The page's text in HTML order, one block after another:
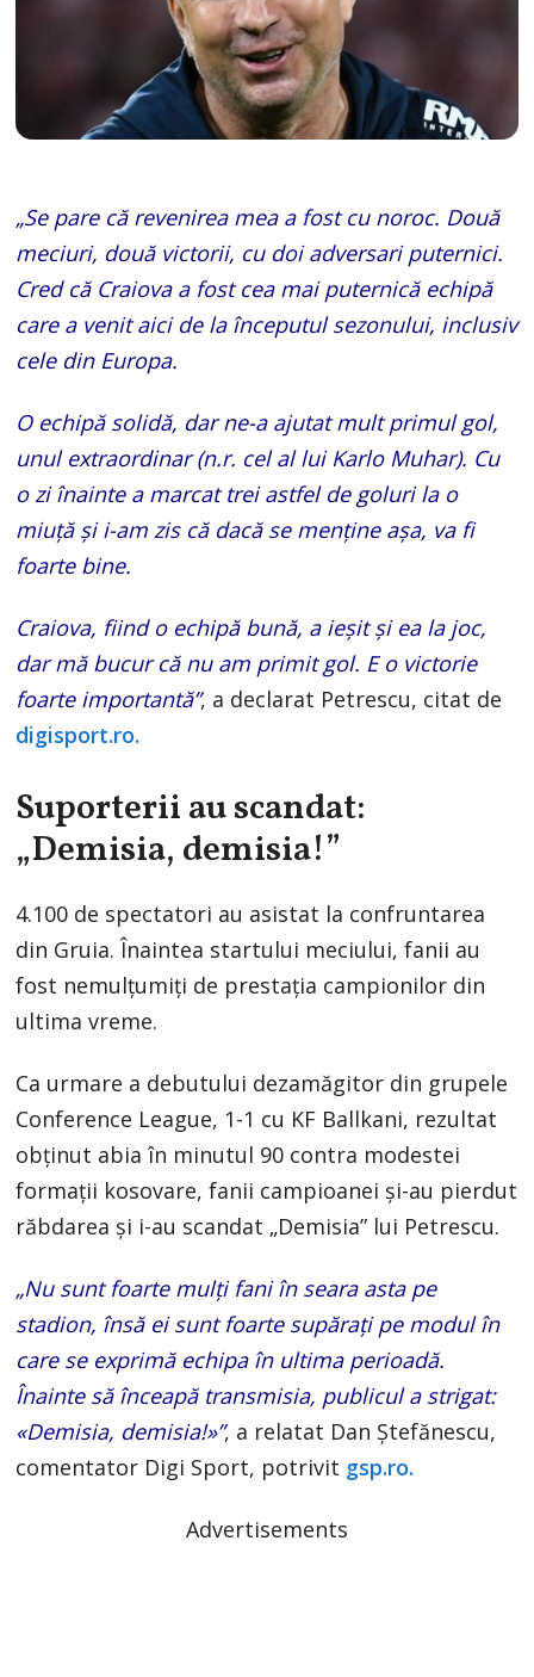
„Se pare că revenirea mea a fost cu noroc. Două
meciuri, două victorii, cu doi adversari puternici.
Cred că Craiova a fost cea mai puternică echipă
care a venit aici de la începutul sezonului, inclusiv
cele din Europa.
O echipă solidă, dar ne-a ajutat mult primul gol,
unul extraordinar (n.r. cel al lui Karlo Muhar). Cu
o zi înainte a marcat trei astfel de goluri la o
miuță și i-am zis că dacă se menține așa, va fi
foarte bine.
Craiova, fiind o echipă bună, a ieșit și ea la joc,
dar mă bucur că nu am primit gol. E o victorie
foarte importantă”, a declarat Petrescu, citat de
digisport.ro.
Suporterii au scandat:
„Demisia, demisia!”
4.100 de spectatori au asistat la confruntarea
din Gruia. Înaintea startului meciului, fanii au
fost nemulțumiți de prestația campionilor din
ultima vreme.
Ca urmare a debutului dezamăgitor din grupele
Conference League, 1-1 cu KF Ballkani, rezultat
obținut abia în minutul 90 contra modestei
formații kosovare, fanii campioanei și-au pierdut
răbdarea și i-au scandat „Demisia” lui Petrescu.
„Nu sunt foarte mulți fani în seara asta pe
stadion, însă ei sunt foarte supărați pe modul în
care se exprimă echipa în ultima perioadă.
Înainte să înceapă transmisia, publicul a strigat:
«Demisia, demisia!»”, a relatat Dan Ștefănescu,
comentator Digi Sport, potrivit gsp.ro.
Advertisements